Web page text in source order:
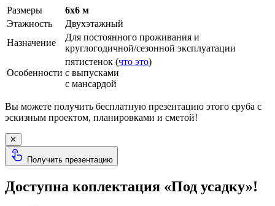
Размеры
6х6 м
Этажность
Двухэтажный
Назначение
Для постоянного проживания и
круглогодичной/сезонной эксплуатации
Особенности
пятистенок (что это)
с выпусками
с мансардой
Вы можете получить бесплатную презентацию этого сруба с
эскизным проектом, планировками и сметой!
✕
Получить презентацию
Доступна коплектация «Под усадку»!